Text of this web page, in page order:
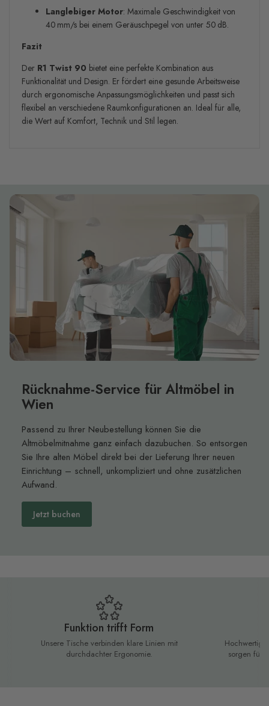
Langlebiger Motor: Maximale Geschwindigkeit von
40 mm/s bei einem Geräuschpegel von unter 50 dB.
Fazit
Der R1 Twist 90 bietet eine perfekte Kombination aus
Funktionalität und Design. Er fördert eine gesunde Arbeitsweise
durch ergonomische Anpassungsmöglichkeiten und passt sich
flexibel an verschiedene Raumkonfigurationen an. Ideal für alle,
die Wert auf Komfort, Technik und Stil legen.
Rücknahme-Service für Altmöbel in
Wien
Passend zu Ihrer Neubestellung können Sie die
Altmöbelmitnahme ganz einfach dazubuchen. So entsorgen
Sie Ihre alten Möbel direkt bei der Lieferung Ihrer neuen
Einrichtung – schnell, unkompliziert und ohne zusätzlichen
Aufwand.
Jetzt buchen
Funktion trifft Form
Unsere Tische verbinden klare Linien mit
durchdachter Ergonomie.
sorgen für